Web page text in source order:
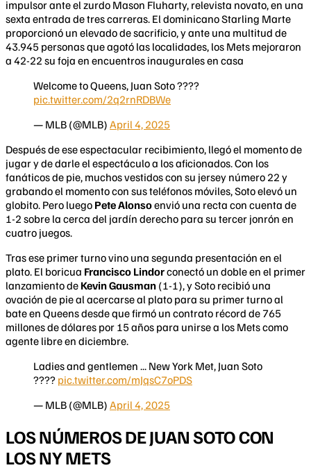
impulsor ante el zurdo Mason Fluharty, relevista novato, en una
sexta entrada de tres carreras. El dominicano Starling Marte
proporcionó un elevado de sacrificio, y ante una multitud de
43.945 personas que agotó las localidades, los Mets mejoraron
a 42-22 su foja en encuentros inaugurales en casa
Welcome to Queens, Juan Soto ????
pic.twitter.com/2q2rnRDBWe
— MLB (@MLB) April 4, 2025
Después de ese espectacular recibimiento, llegó el momento de
jugar y de darle el espectáculo a los aficionados. Con los
fanáticos de pie, muchos vestidos con su jersey número 22 y
grabando el momento con sus teléfonos móviles, Soto elevó un
globito. Pero luego Pete Alonsoenvió una recta con cuenta de
1-2 sobre la cerca del jardín derecho para su tercer jonrón en
cuatro juegos.
Tras ese primer turno vino una segunda presentación en el
plato. El boricua Francisco Lindorconectó un doble en el primer
lanzamiento de KevinGausman (1-1), y Soto recibió una
ovación de pie al acercarse al plato para su primer turno al
bate en Queens desde que firmó un contrato récord de 765
millones de dólares por 15 años para unirse a los Mets como
agente libre en diciembre.
Ladies and gentlemen ... New York Met, Juan Soto
???? pic.twitter.com/mJqsC7oPDS
— MLB (@MLB) April 4, 2025
LOS NÚMEROS DE JUAN SOTO CON
LOS NY METS